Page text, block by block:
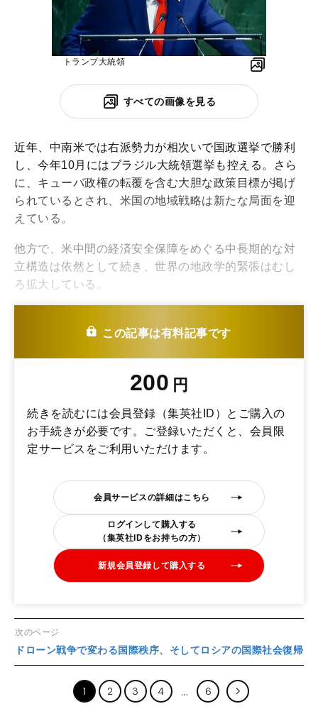
トランプ大統領
すべての画像を見る
近年、中南米では右派勢力が相次いで国政選挙で勝利
し、今年10月にはブラジル大統領選挙も控える。さら
に、キューバ政権の転覆を含む大胆な政策目標が掲げ
られているとされ、米国の地域戦略は新たな局面を迎
えている。
他方で、米中間の経済安全保障をめぐる中長期的な対
立構造は依然として続き、世界の地政学的緊張はむし
ろ拡大している。
られつつある戦争がある。それがロシア・ウクライナ
この記事は有料記事です
200 円
続きを読むには会員登録（集英社ID）とご購入の
お手続きが必要です。ご登録いただくと、会員限
定サービスをご利用いただけます。
会員サービスの詳細はこちら
ログインして購入する
（集英社IDをお持ちの方）
新規会員登録して購入する
次のページ
ドローン戦争で変わる国際秩序、そしてロシアの国際社会復帰
1 2 3 4 6